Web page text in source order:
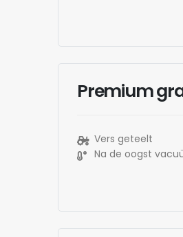
Premium
Vers geteelt
Na de oogst